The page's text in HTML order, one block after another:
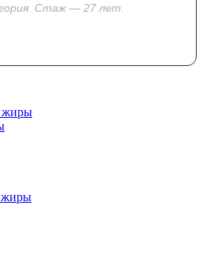
Стаж — 27 лет.
жиры
жиры